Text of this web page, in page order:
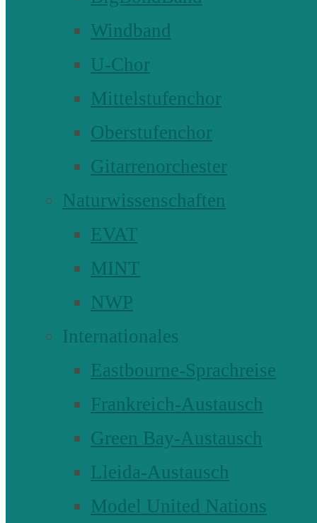
Windband
U-Chor
Mittelstufenchor
Oberstufenchor
Gitarrenorchester
Naturwissenschaften
EVAT
MINT
NWP
Internationales
Eastbourne-Sprachreise
Frankreich-Austausch
Green Bay-Austausch
Lleida-Austausch
Model United Nations